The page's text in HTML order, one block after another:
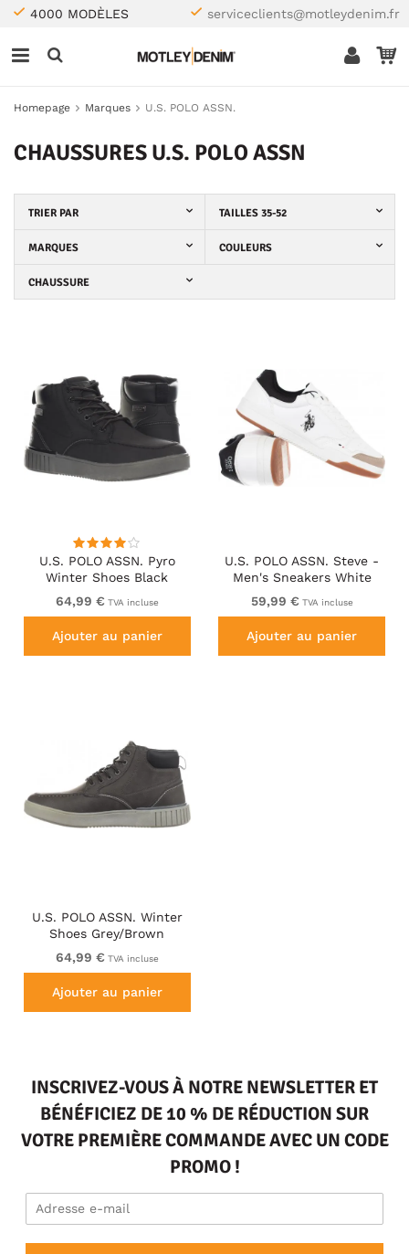
4000 MODÈLES serviceclients@motleydenim.fr
Homepage Marques U.S. POLO ASSN.
CHAUSSURES U.S. POLO ASSN
TRIER PAR TAILLES 35-52
MARQUES COULEURS
CHAUSSURE
U.S. POLO ASSN. Pyro
Winter Shoes Black
64,99 € TVA incluse
Ajouter au panier
U.S. POLO ASSN. Steve -
Men's Sneakers White
59,99 € TVA incluse
Ajouter au panier
U.S. POLO ASSN. Winter
Shoes Grey/Brown
64,99 € TVA incluse
Ajouter au panier
INSCRIVEZ-VOUS À NOTRE NEWSLETTER ET
BÉNÉFICIEZ DE 10 % DE RÉDUCTION SUR
VOTRE PREMIÈRE COMMANDE AVEC UN CODE
PROMO !